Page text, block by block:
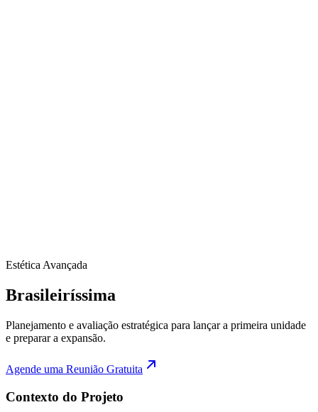
Estética Avançada
Brasileiríssima
Planejamento e avaliação estratégica para lançar a primeira unidade
e preparar a expansão.
Agende uma Reunião Gratuita
Contexto do Projeto